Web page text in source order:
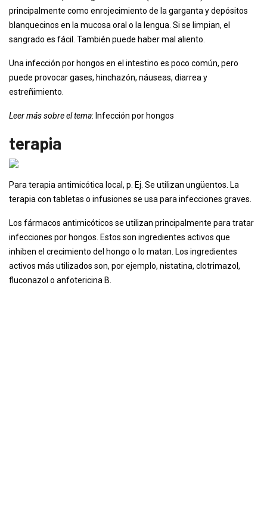
principalmente como enrojecimiento de la garganta y depósitos
blanquecinos en la mucosa oral o la lengua. Si se limpian, el
sangrado es fácil. También puede haber mal aliento.
Una infección por hongos en el intestino es poco común, pero
puede provocar gases, hinchazón, náuseas, diarrea y
estreñimiento.
Leer más sobre el tema: Infección por hongos
terapia
Para terapia antimicótica local, p. Ej. Se utilizan ungüentos. La
terapia con tabletas o infusiones se usa para infecciones graves.
Los fármacos antimicóticos se utilizan principalmente para tratar
infecciones por hongos. Estos son ingredientes activos que
inhiben el crecimiento del hongo o lo matan. Los ingredientes
activos más utilizados son, por ejemplo, nistatina, clotrimazol,
fluconazol o anfotericina B.